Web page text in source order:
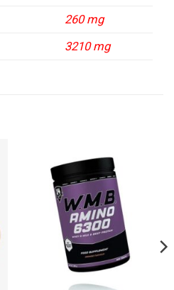
260 mg
3210 mg